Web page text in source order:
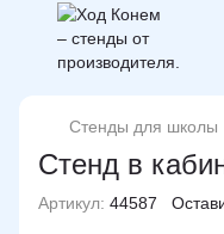
Стенды для школы
Стенд в
Артикул: 44587